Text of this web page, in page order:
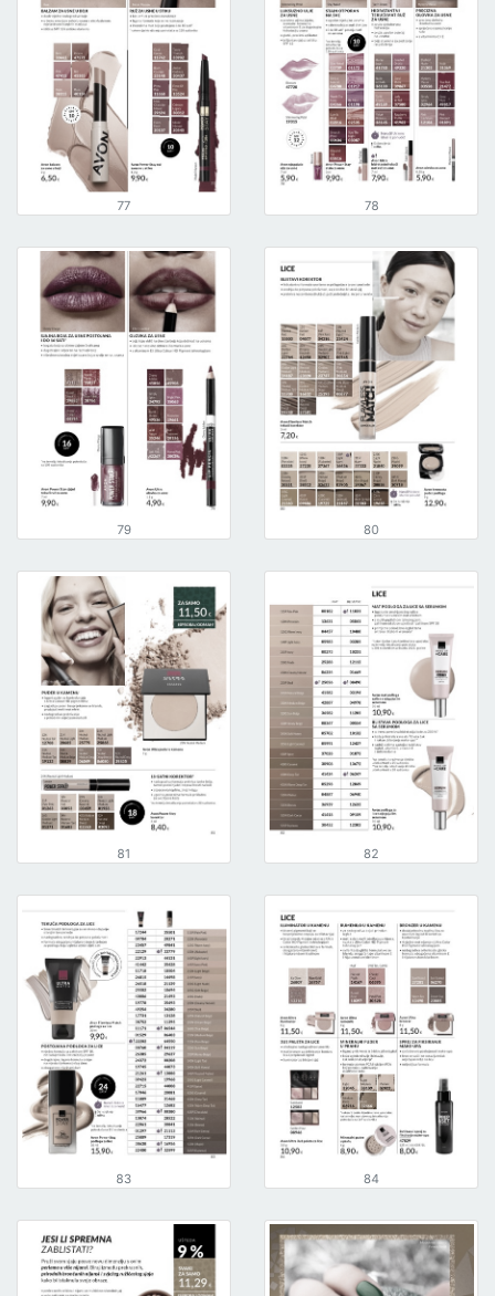
77 78
79 80
81 82
83 84